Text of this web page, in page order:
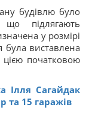
будівлю було
що підлягають
у розмірі
була виставлена
початковою
Ілля Сагайдак
та 15 гаражів